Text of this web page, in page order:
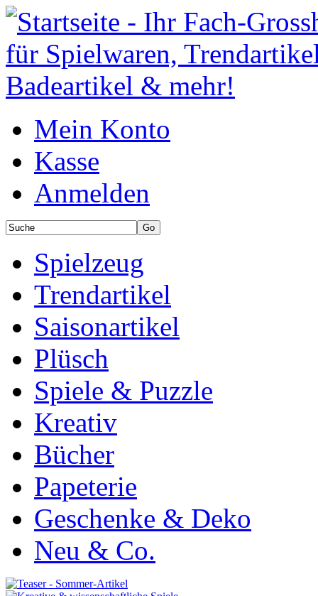
Mein Konto
Kasse
Anmelden
Spielzeug
Trendartikel
Saisonartikel
Plüsch
Spiele & Puzzle
Kreativ
Bücher
Papeterie
Geschenke & Deko
Neu & Co.